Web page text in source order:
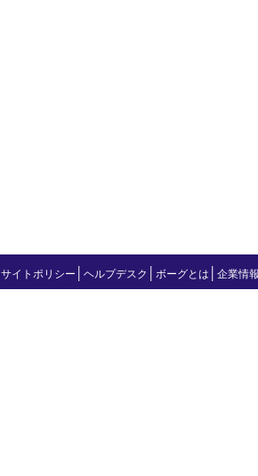
サイトポリシー ヘルプデスク ボーグとは 企業情